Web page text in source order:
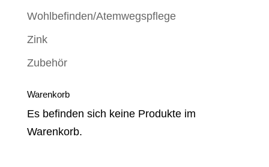
Wohlbefinden/Atemwegspflege
Zink
Zubehör
Warenkorb
Es befinden sich keine Produkte im
Warenkorb.